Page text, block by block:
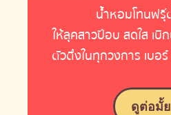
น้ำหอมโทนฟรุ๊
ให้ลุคสาวป๊อบ สดใส เ
ตัวตึงในทุกวงการ เบอ
ดูต่อมั้